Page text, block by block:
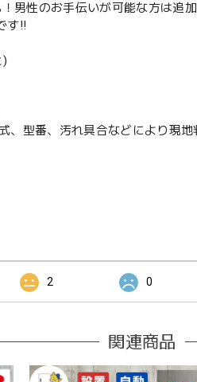
男性のお手伝いが可能な方は追
す‼️
)
、型番、汚れ具合などにより現
2 0
関連商品